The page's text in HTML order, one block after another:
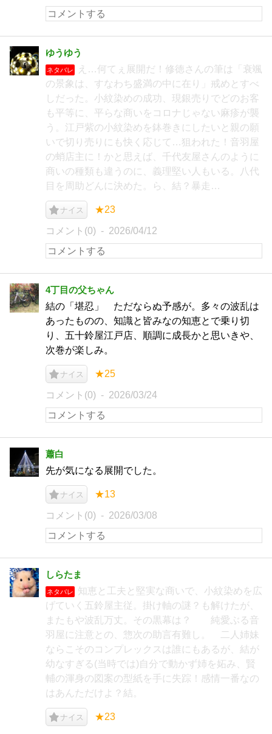
ゆうゆう
ネタバレ
え…何てぇ展開だ！修徳さんの筆は「衰颯
の景象は、すなわち盛満の中に在り」戒めとすべ
しだった。小紋染めの成功、現銀売りでどのお客
も平等に、平らな商いをコロナじゃない麻疹が襲
う。江戸紫の小紋染めを鉢巻きにしたいと親の願
いで切り売りにも快く応じて…狙われた！音羽屋
の蛸店主に！かと思えば、千代友屋さんのように
商いの種類も違うのに、義理堅い人もいる。八代
目を周助どんに決めた。ら、結？暴走…
ナイス ★23
コメント(0) 2026/04/12
4丁目の父ちゃん
結の「堪忍」 ただならぬ予感が。多々の波乱は
あったものの、知識と皆みなの知恵とで乗り切
り、五十鈴屋江戸店、順調に成長かと思いきや、
次巻が楽しみ。
ナイス ★25
コメント(0) 2026/03/24
蕭白
先が気になる展開でした。
ナイス ★13
コメント(0) 2026/03/08
しらたま
ネタバレ
知恵と工夫と堅実な商いで、小紋染めを広
げていく五鈴屋主従。掛け軸の謎？も解けたが、
またもや波乱万丈。その黒幕は？ 純愛ぶる音
羽屋に注意との、惣次の助言有難し。 二人姉妹
ならこそのコンプレックスは誰にもあるが、結が
幼なすぎる(当時では)自分で動かず姉を妬み、賢
輔の渾身の図案の型紙を手に失踪！感情一番なの
はあんただけよ？結。
ナイス ★23